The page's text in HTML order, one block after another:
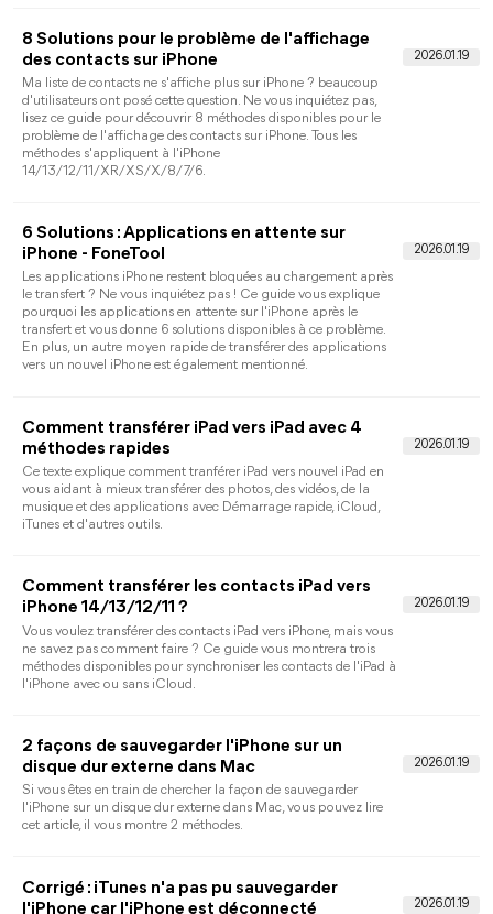
Résoudre : iTunes n'a pas pu restaurer l'iPhone
car espace insuffisant
Vous avez rencontré le problème de la restauration iPhone
impossible car l'espace insuffisant sur l'ordinateur ? Lisez ce
Comment gérer le stockage iCloud pour
libérer de l'espace [ 8 façons ]
Vous vous demandez peut-être comment gérer le stockage
iCloud pour libérer plus d'espace s'il est plein. Alors ce post
votre situation !
Comment vider le cache sur iPhone
ici pour vous fournir un moyen simple de supprimer le cache et
les cookies de votre iPhone pour obtenir plus d'espace de
stockage.
Apple vous permet de transférer les données directement de
l'ancien iPhone au nouvel iPhone. Mais combien de temps dure
le transfert de données vers le nouvel iPhone ? Vous saurez
combien le temps de transfert iPhone vers iPhone avec ce texte.
Comment faire un transfert Android vers